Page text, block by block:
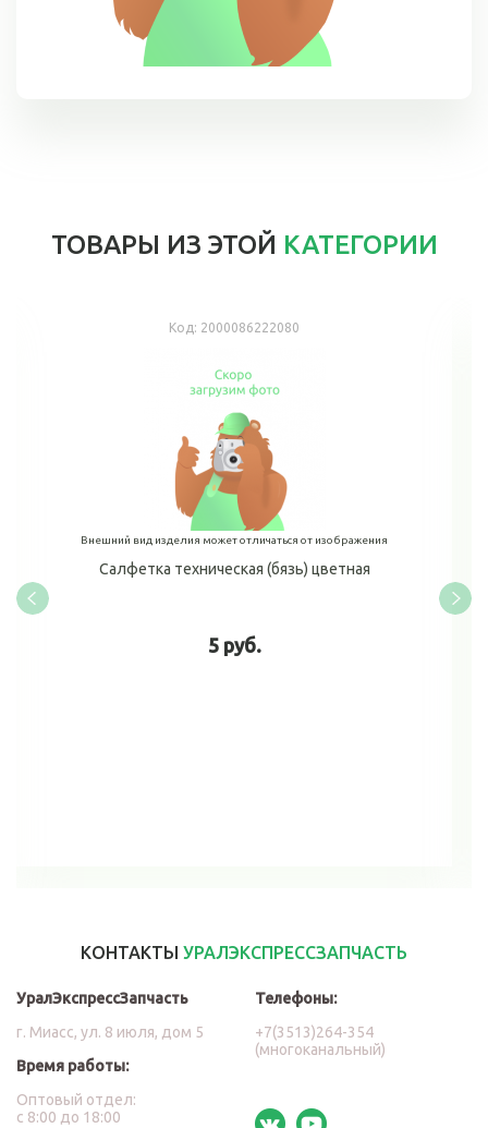
ТОВАРЫ ИЗ ЭТОЙ КАТЕГОРИИ
Код: 2000086222080
Внешний вид изделия может отличаться от изображения
Салфетка техническая (бязь) цветная
5 руб.
КОНТАКТЫ УРАЛЭКСПРЕССЗАПЧАСТЬ
УралЭкспрессЗапчасть
г. Миасс, ул. 8 июля, дом 5
Время работы:
Оптовый отдел:
с 8:00 до 18:00
Телефоны:
+7(3513)264-354
(многоканальный)